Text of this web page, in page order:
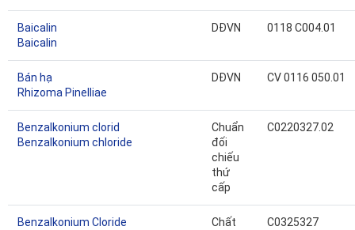
Baicalin
Baicalin
DĐVN 0118 C004.01
Bán hạ
Rhizoma Pinelliae
DĐVN CV 0116 050.01
Benzalkonium clorid
Benzalkonium chloride
Chuẩn
đối
chiếu
thứ
cấp
C0220327.02
Benzalkonium Cloride
Chất
C0325327